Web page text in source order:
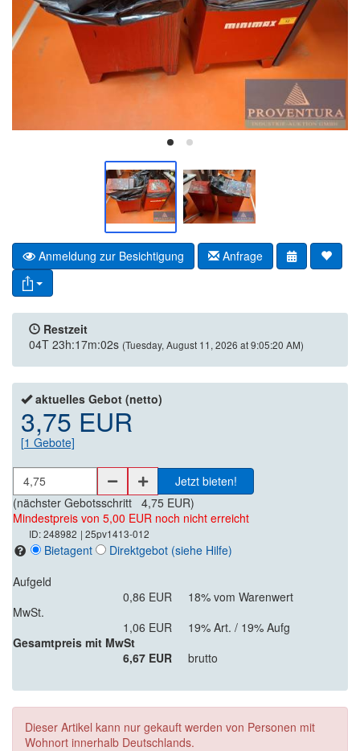
Anmeldung zur Besichtigung Anfrage
Restzeit
04T 23h:17m:02s (Tuesday, August 11, 2026 at 9:05:20 AM)
aktuelles Gebot (netto)
3,75 EUR
[1 Gebote]
Jetzt bieten!
(nächster Gebotsschritt 4,75 EUR)
Mindestpreis von 5,00 EUR noch nicht erreicht
ID: 248982 | 25pv1413-012
Bietagent Direktgebot (siehe Hilfe)
Aufgeld
0,86 EUR
18% vom Warenwert
MwSt.
1,06 EUR
19% Art. / 19% Aufg
Gesamtpreis mit MwSt
6,67 EUR
brutto
Dieser Artikel kann nur gekauft werden von Personen mit
Wohnort innerhalb Deutschlands.